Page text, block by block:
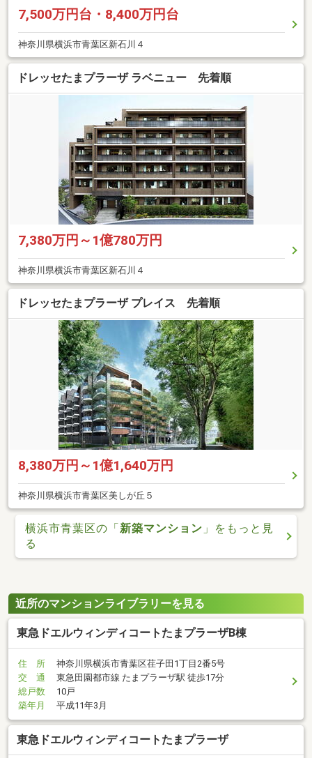
7,500万円台・8,400万円台
神奈川県横浜市青葉区新石川４
ドレッセたまプラーザ ラベニュー 先着順
7,380万円～1億780万円
神奈川県横浜市青葉区新石川４
ドレッセたまプラーザ プレイス 先着順
8,380万円～1億1,640万円
神奈川県横浜市青葉区美しが丘５
横浜市青葉区の「新築マンション 」をもっと見
る
近所のマンションライブラリーを見る
東急ドエルウィンディコートたまプラーザB棟
住 所
神奈川県横浜市青葉区荏子田1丁目2番5号
交 通
東急田園都市線 たまプラーザ駅 徒歩17分
総戸数
10戸
築年月
平成11年3月
東急ドエルウィンディコートたまプラーザ